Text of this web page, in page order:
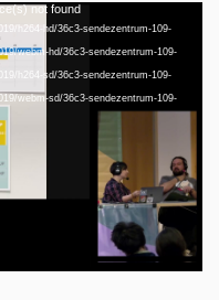
not found
h264-hd/36c3-sendezentrum-109-
webm-hd/36c3-sendezentrum-109-
h264-sd/36c3-sendezentrum-109-
webm-sd/36c3-sendezentrum-109-
deu 1080p (mp4)
deu 576p (mp4)
deu 576p (webm)